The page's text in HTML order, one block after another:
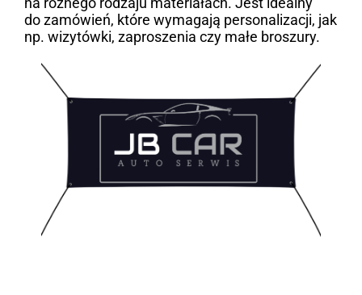
do zamówień, które wymagają personalizacji, jak
np. wizytówki, zaproszenia czy małe broszury.